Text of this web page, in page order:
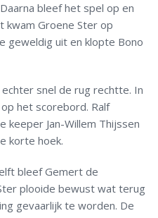
bleef het spel op en
kwam Groene Ster op
geweldig uit en klopte Bono
snel de rug rechtte. In
het scorebord. Ralf
keeper Jan-Willem Thijssen
korte hoek.
bleef Gemert de
plooide bewust wat terug
gevaarlijk te worden. De